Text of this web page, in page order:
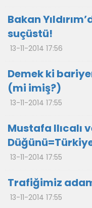
Bakan
suçüstü!
13-11-2014 17:56
Demek ki
(mi imiş?)
13-11-2014 17:55
Mustafa Ilıcalı
13-11-2014 17:55
Trafiğimiz
13-11-2014 17:55